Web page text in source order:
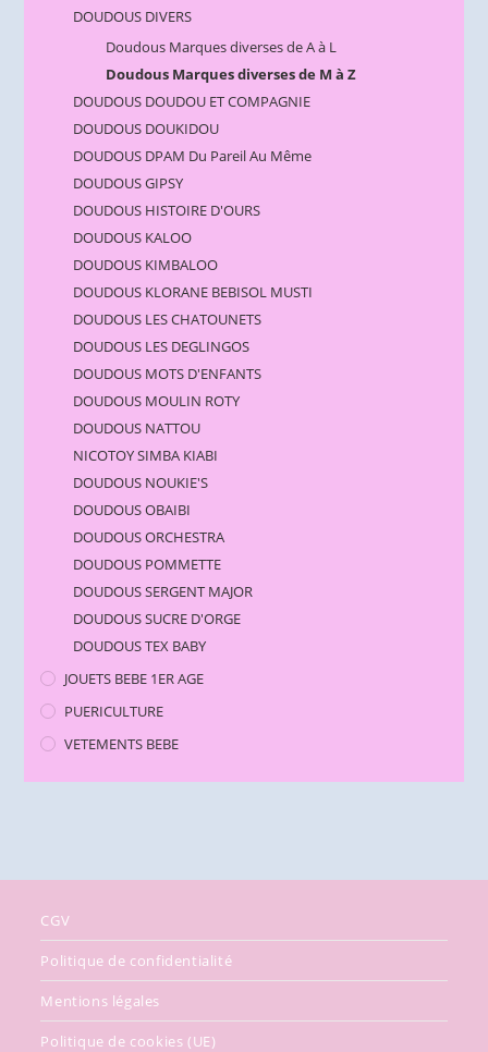
DOUDOUS DIVERS
Doudous Marques diverses de A à L
Doudous Marques diverses de M à Z
DOUDOUS DOUDOU ET COMPAGNIE
DOUDOUS DOUKIDOU
DOUDOUS DPAM Du Pareil Au Même
DOUDOUS GIPSY
DOUDOUS HISTOIRE D'OURS
DOUDOUS KALOO
DOUDOUS KIMBALOO
DOUDOUS KLORANE BEBISOL MUSTI
DOUDOUS LES CHATOUNETS
DOUDOUS LES DEGLINGOS
DOUDOUS MOTS D'ENFANTS
DOUDOUS MOULIN ROTY
DOUDOUS NATTOU
NICOTOY SIMBA KIABI
DOUDOUS NOUKIE'S
DOUDOUS OBAIBI
DOUDOUS ORCHESTRA
DOUDOUS POMMETTE
DOUDOUS SERGENT MAJOR
DOUDOUS SUCRE D'ORGE
DOUDOUS TEX BABY
JOUETS BEBE 1ER AGE
PUERICULTURE
VETEMENTS BEBE
CGV
Politique de confidentialité
Mentions légales
Politique de cookies (UE)